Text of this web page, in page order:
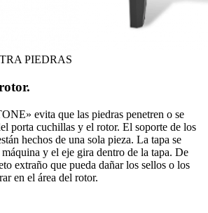
PIEDRAS
evita que las piedras penetren o se
porta cuchillas y el rotor. El soporte de los
hechos de una sola pieza. La tapa se
y el eje gira dentro de la tapa. De
extraño que pueda dañar los sellos o los
en el área del rotor.